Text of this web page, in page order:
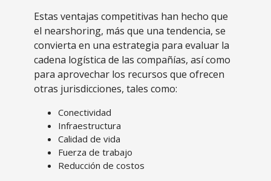
Estas ventajas competitivas han hecho que
el nearshoring, más que una tendencia, se
convierta en una estrategia para evaluar la
cadena logística de las compañías, así como
para aprovechar los recursos que ofrecen
otras jurisdicciones, tales como:
Conectividad
Infraestructura
Calidad de vida
Fuerza de trabajo
Reducción de costos